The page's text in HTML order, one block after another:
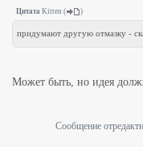
Цитата Kitten ( )
придумают другую отмазку -
Может быть, но идея
Сообщение